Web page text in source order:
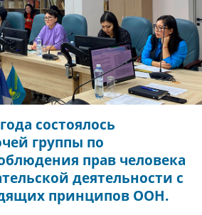
состоялось
группы по
прав человека
деятельности с
принципов ООН.